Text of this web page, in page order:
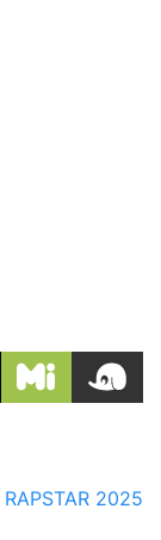
RAPSTAR 2025